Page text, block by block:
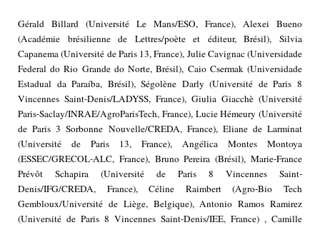
Gérald Billard (Université Le Mans/ESO, France), Alexei Bueno
(Académie brésilienne de Lettres/poète et éditeur, Brésil), Silvia
Capanema (Université de Paris 13, France), Julie Cavignac (Universidade
Federal do Rio Grande do Norte, Brésil), Caio Csermak (Universidade
Estadual da Paraíba, Brésil), Ségolène Darly (Université de Paris 8
Vincennes Saint-Denis/LADYSS, France), Giulia Giacchè (Université
Paris-Saclay/INRAE/AgroParisTech, France), Lucie Hémeury (Université
de Paris 3 Sorbonne Nouvelle/CREDA, France), Eliane de Larminat
(Université de Paris 13, France), Angélica Montes Montoya
(ESSEC/GRECOL-ALC, France), Bruno Pereira (Brésil), Marie-France
Prévôt Schapira (Université de Paris 8 Vincennes Saint-
Denis/IFG/CREDA, France), Céline Raimbert (Agro-Bio Tech
Gembloux/Université de Liège, Belgique), Antonio Ramos Ramirez
(Université de Paris 8 Vincennes Saint-Denis/IEE, France) , Camille